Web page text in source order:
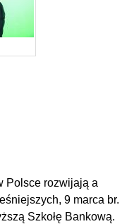
Polsce rozwijają a
9 marca br.
Szkołę Bankową.